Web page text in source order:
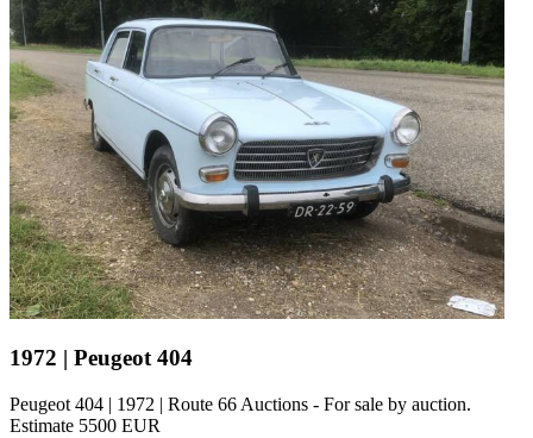
1972 | Peugeot 404
Peugeot 404 | 1972 | Route 66 Auctions - For sale by auction.
Estimate 5500 EUR